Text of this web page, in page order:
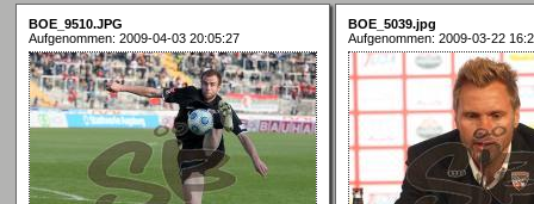
BOE_9510.JPG
Aufgenommen: 2009-04-03 20:05:27
BOE_5039.jpg
Aufgenommen: 2009-03-22